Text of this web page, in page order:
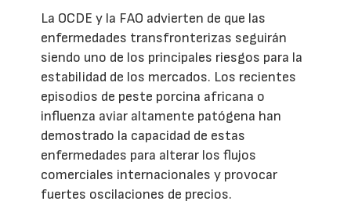
La OCDE y la FAO advierten de que las
enfermedades transfronterizas seguirán
siendo uno de los principales riesgos para la
estabilidad de los mercados. Los recientes
episodios de peste porcina africana o
influenza aviar altamente patógena han
demostrado la capacidad de estas
enfermedades para alterar los flujos
comerciales internacionales y provocar
fuertes oscilaciones de precios.